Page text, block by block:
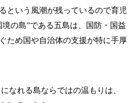
という風潮が残っているので育児
の島”である五島は、国防・国益
ため国や自治体の支援が特に手厚
なれる島ならではの温もりは、